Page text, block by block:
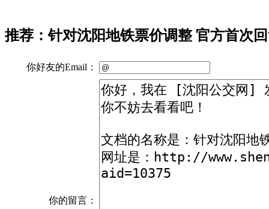
推荐：针对沈阳地铁票价调整 官方首次
你好友的Email：
你的留言：